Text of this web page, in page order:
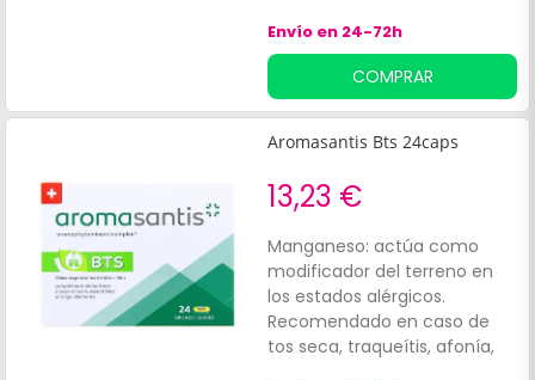
limpiar la piel en profundidad
y la deja perfumada y suave.
Apto para todo tipo de pieles.
Dermatológicamente
comprobado.
Envío en 24-72h
COMPRAR
Aromasantis Bts 24caps
13,23 €
Manganeso: actúa como
modificador del terreno en
los estados alérgicos.
Recomendado en caso de
tos seca, traqueítis, afonía,